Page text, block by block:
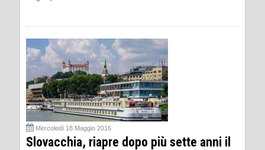
Mercoledì 18 Maggio 2016
Slovacchia, riapre dopo più sette anni il